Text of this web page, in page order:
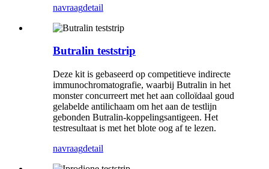
navraagdetail
Butralin teststrip
Deze kit is gebaseerd op competitieve indirecte
immunochromatografie, waarbij Butralin in het
monster concurreert met het aan colloïdaal goud
gelabelde antilichaam om het aan de testlijn
gebonden Butralin-koppelingsantigeen. Het
testresultaat is met het blote oog af te lezen.
navraagdetail